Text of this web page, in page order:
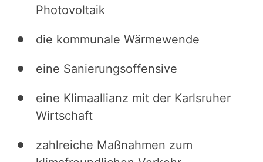
Photovoltaik
die kommunale Wärmewende
eine Sanierungsoffensive
eine Klimaallianz mit der Karlsruher
Wirtschaft
zahlreiche Maßnahmen zum